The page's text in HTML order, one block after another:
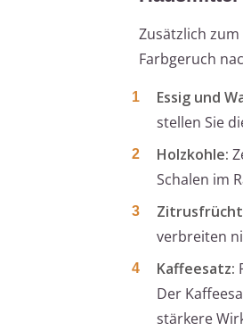
Zusätzlich
Farbgeruch
Essig und
stellen Sie
Holzkohle:
Schalen im
verbreiten
Kaffeesatz:
Der
stärkere